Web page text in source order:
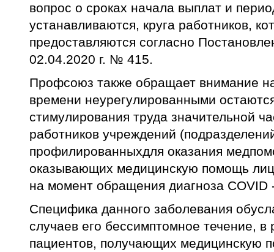
вопрос о сроках начала выплат и
устанавливаются, круга работников,
предоставляются согласно
02.04.2020 г. № 415.
Профсоюз также обращает внимание
времени неурегулированными
стимулирования труда значительной
работников учреждений
профилированныхдля оказания
оказывающих медицинскую помощь
на момент обращения диагноза COVID
Специфика данного заболевания
случаев его бессимптомное течение, в
пациентов, получающих медицинскую